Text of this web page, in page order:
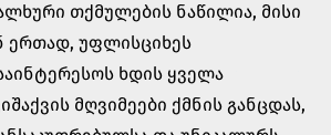
თქმულების ნაწილია, მისი
ერთად, უფლისციხეს
ხდის ყველა
მღვიმეები ქმნის განცდას,